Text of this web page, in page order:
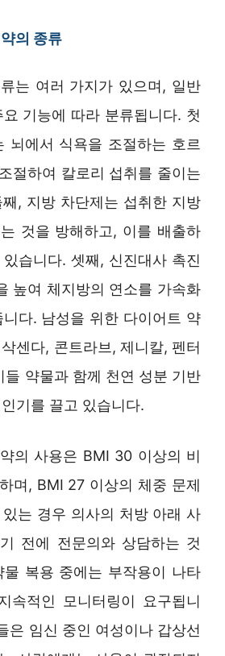
의 종류
는 여러 가지가 있으며, 일반
기능에 따라 분류됩니다. 첫
뇌에서 식욕을 조절하는 호르
절하여 칼로리 섭취를 줄이는
, 지방 차단제는 섭취한 지방
것을 방해하고, 이를 배출하
습니다. 셋째, 신진대사 촉진
높여 체지방의 연소를 가속화
다. 남성을 위한 다이어트 약
센다, 콘트라브, 제니칼, 펜터
들 약물과 함께 천연 성분 기반
기를 끌고 있습니다.
의 사용은 BMI 30 이상의 비
며, BMI 27 이상의 체중 문제
는 경우 의사의 처방 아래 사
전에 전문의와 상담하는 것
복용 중에는 부작용이 나타
속적인 모니터링이 요구됩니
은 임신 중인 여성이나 갑상선